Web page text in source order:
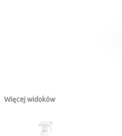
Więcej widoków